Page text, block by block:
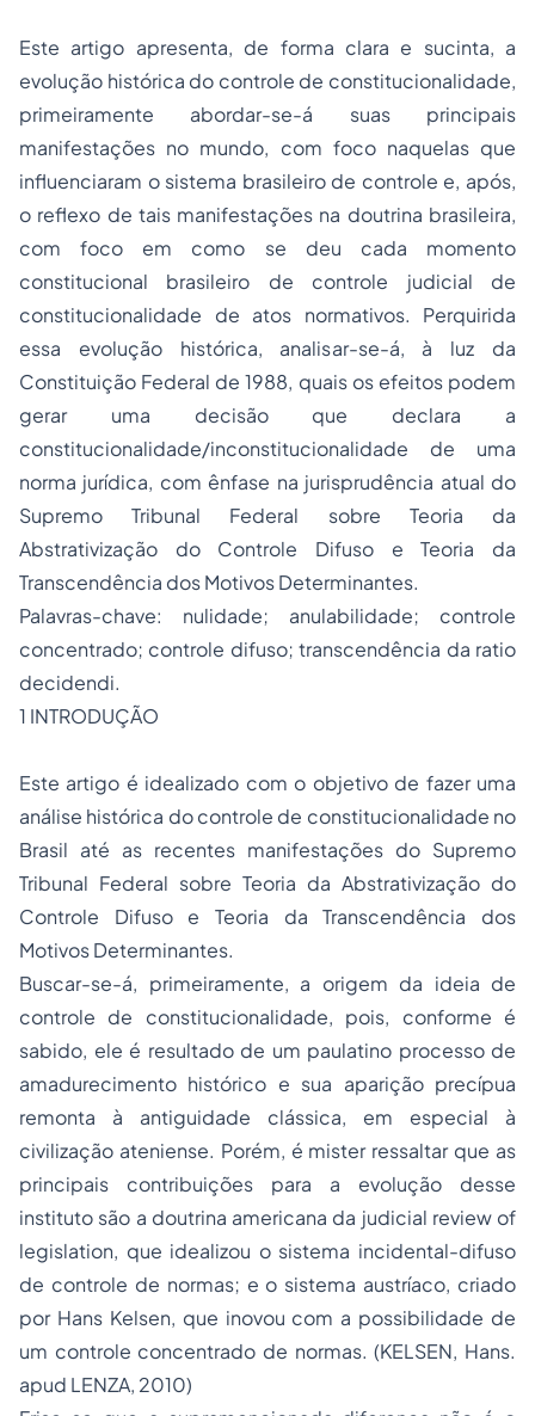
Este artigo apresenta, de forma clara e sucinta, a
evolução histórica do controle de constitucionalidade,
primeiramente abordar-se-á suas principais
manifestações no mundo, com foco naquelas que
influenciaram o sistema brasileiro de controle e, após,
o reflexo de tais manifestações na doutrina brasileira,
com foco em como se deu cada momento
constitucional brasileiro de controle judicial de
constitucionalidade de atos normativos. Perquirida
essa evolução histórica, analisar-se-á, à luz da
Constituição Federal de 1988, quais os efeitos podem
gerar uma decisão que declara a
constitucionalidade/inconstitucionalidade de uma
norma jurídica, com ênfase na jurisprudência atual do
Supremo Tribunal Federal sobre Teoria da
Abstrativização do Controle Difuso e Teoria da
Transcendência dos Motivos Determinantes.
Palavras-chave: nulidade; anulabilidade; controle
concentrado; controle difuso; transcendência da ratio
decidendi.
1 INTRODUÇÃO
Este artigo é idealizado com o objetivo de fazer uma
análise histórica do controle de constitucionalidade no
Brasil até as recentes manifestações do Supremo
Tribunal Federal sobre Teoria da Abstrativização do
Controle Difuso e Teoria da Transcendência dos
Motivos Determinantes.
Buscar-se-á, primeiramente, a origem da ideia de
controle de constitucionalidade, pois, conforme é
sabido, ele é resultado de um paulatino processode
amadurecimento histórico e sua aparição precípua
remonta à antiguidade clássica, em especial à
civilização ateniense. Porém, é mister ressaltar que as
principais contribuições para a evolução desse
instituto são a doutrina americana da judicial review of
legislation, que idealizou o sistema incidental-difuso
de controle de normas; e o sistema austríaco, criado
por Hans Kelsen, que inovou com a possibilidade de
um controle concentrado de normas. (KELSEN, Hans.
apud LENZA, 2010)